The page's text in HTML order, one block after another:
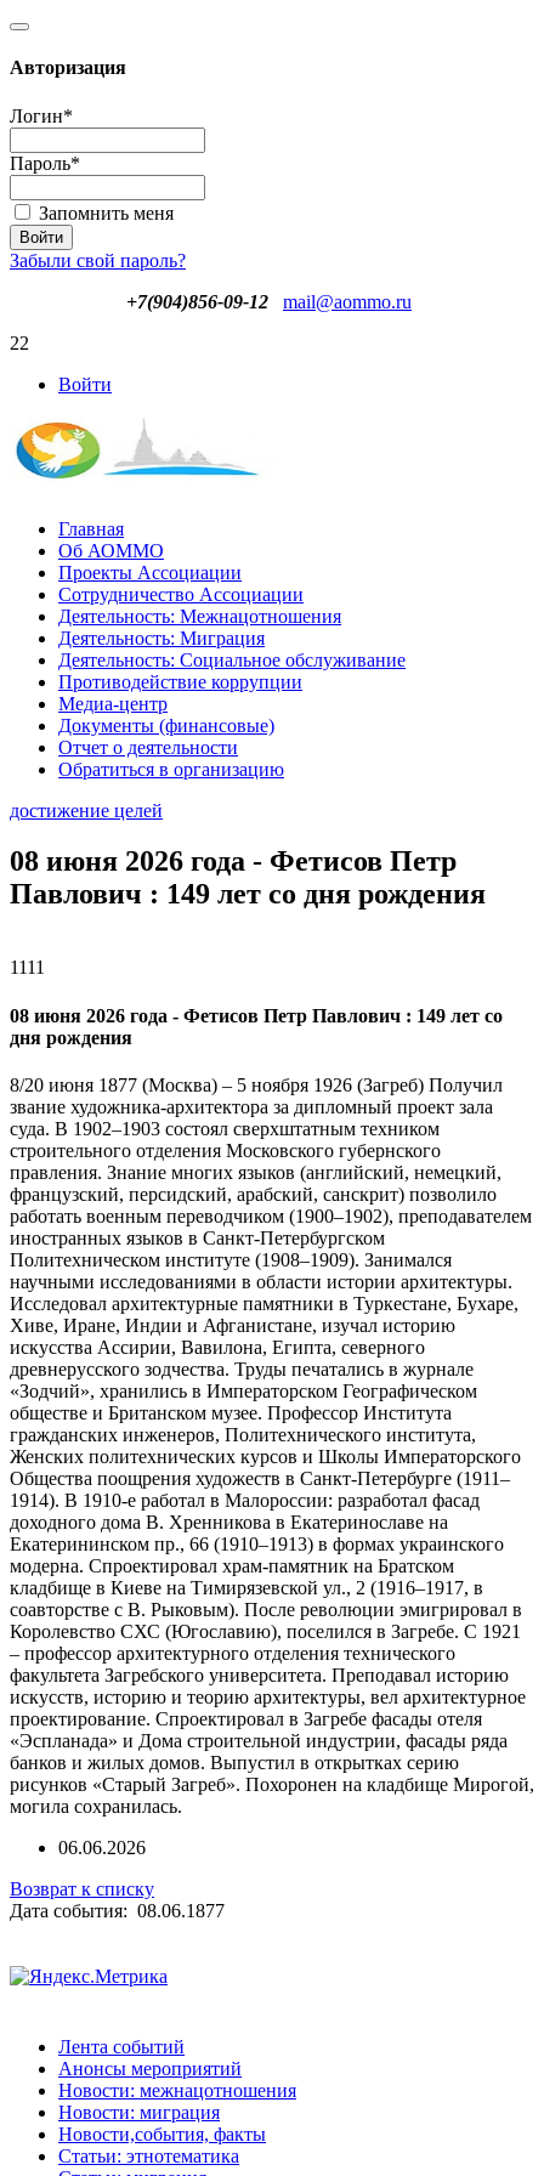
Авторизация
Логин*
Пароль*
Запомнить меня
Забыли свой пароль?
+7(904)856-09-12
mail@aommo.ru
22
Войти
Главная
Об АОММО
Проекты Ассоциации
Сотрудничество Ассоциации
Деятельность: Межнацотношения
Деятельность: Миграция
Деятельность: Социальное обслуживание
Противодействие коррупции
Медиа-центр
Документы (финансовые)
Отчет о деятельности
Обратиться в организацию
достижение целей
08 июня 2026 года - Фетисов Петр
Павлович : 149 лет со дня рождения
1111
08 июня 2026 года - Фетисов Петр Павлович : 149 лет со
дня рождения
8/20 июня 1877 (Москва) – 5 ноября 1926 (Загреб) Получил
звание художника-архитектора за дипломный проект зала
суда. В 1902–1903 состоял сверхштатным техником
строительного отделения Московского губернского
правления. Знание многих языков (английский, немецкий,
французский, персидский, арабский, санскрит) позволило
работать военным переводчиком (1900–1902), преподавателем
иностранных языков в Санкт-Петербургском
Политехническом институте (1908–1909). Занимался
научными исследованиями в области истории архитектуры.
Исследовал архитектурные памятники в Туркестане, Бухаре,
Хиве, Иране, Индии и Афганистане, изучал историю
искусства Ассирии, Вавилона, Египта, северного
древнерусского зодчества. Труды печатались в журнале
«Зодчий», хранились в Императорском Географическом
обществе и Британском музее. Профессор Института
гражданских инженеров, Политехнического института,
Женских политехнических курсов и Школы Императорского
Общества поощрения художеств в Санкт-Петербурге (1911–
1914). В 1910-е работал в Малороссии: разработал фасад
доходного дома В. Хренникова в Екатеринославе на
Екатерининском пр., 66 (1910–1913) в формах украинского
модерна. Спроектировал храм-памятник на Братском
кладбище в Киеве на Тимирязевской ул., 2 (1916–1917, в
соавторстве с В. Рыковым). После революции эмигрировал в
Королевство СХС (Югославию), поселился в Загребе. С 1921
– профессор архитектурного отделения технического
факультета Загребского университета. Преподавал историю
искусств, историю и теорию архитектуры, вел архитектурное
проектирование. Спроектировал в Загребе фасады отеля
«Эспланада» и Дома строительной индустрии, фасады ряда
банков и жилых домов. Выпустил в открытках серию
рисунков «Старый Загреб». Похоронен на кладбище Мирогой,
могила сохранилась.
06.06.2026
Возврат к списку
Дата события: 08.06.1877
Лента событий
Анонсы мероприятий
Новости: межнацотношения
Новости: миграция
Новости,события, факты
Статьи: этнотематика